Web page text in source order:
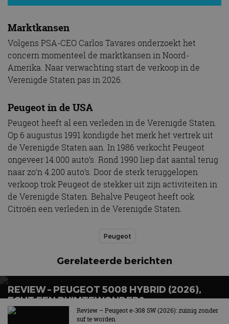
Marktkansen
Volgens PSA-CEO Carlos Tavares onderzoekt het
concern momenteel de marktkansen in Noord-
Amerika. Naar verwachting start de verkoop in de
Verenigde Staten pas in 2026.
Peugeot in de USA
Peugeot heeft al een verleden in de Verenigde Staten.
Op 6 augustus 1991 kondigde het merk het vertrek uit
de Verenigde Staten aan. In 1986 verkocht Peugeot
ongeveer 14.000 auto’s. Rond 1990 liep dat aantal terug
naar zo’n 4.200 auto’s. Door de sterk teruggelopen
verkoop trok Peugeot de stekker uit zijn activiteiten in
de Verenigde Staten. Behalve Peugeot heeft ook
Citroën een verleden in de Verenigde Staten.
Peugeot
Gerelateerde berichten
REVIEW – PEUGEOT 5008 HYBRID (2026),
ECHT EEN RUIMTEWONDER?
Gul en zuinig tegelijk!Review – Peugeot e-308 SW (2026): zuinig zonder
suf te worden